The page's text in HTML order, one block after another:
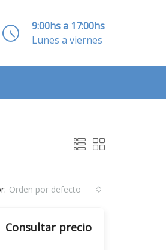
9:00hs a 17:00hs
Lunes a viernes
Orden por defecto
Consultar precio